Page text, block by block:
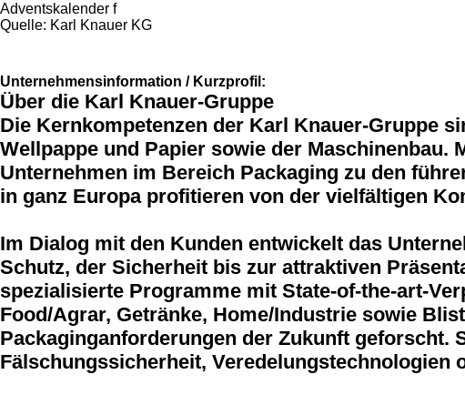
Adventskalender f
Quelle: Karl Knauer KG
Unternehmensinformation / Kurzprofil:
Über die Karl Knauer-Gruppe
Die Kernkompetenzen der Karl Knauer-Gruppe
Wellpappe und Papier sowie der Maschinenbau.
Unternehmen im Bereich Packaging zu den
in ganz Europa profitieren von der vielfältigen
Im Dialog mit den Kunden entwickelt das
Schutz, der Sicherheit bis zur attraktiven
spezialisierte Programme mit State-of-the-art-
Food/Agrar, Getränke, Home/Industrie sowie
Packaginganforderungen der Zukunft geforscht.
Fälschungssicherheit, Veredelungstechnologien